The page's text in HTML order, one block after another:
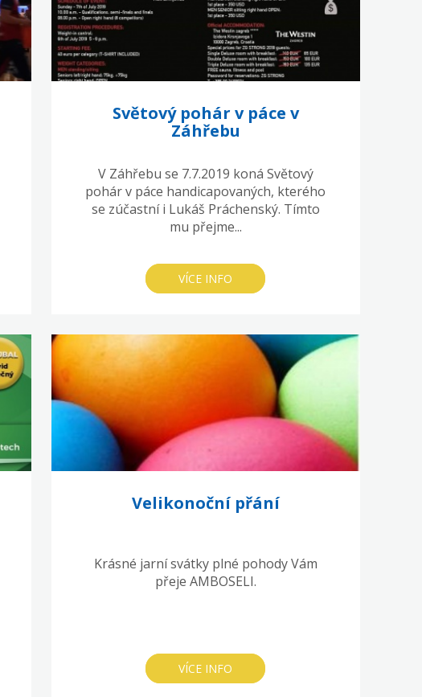
Světový pohár v páce v
Záhřebu
V Záhřebu se 7.7.2019 koná Světový
pohár v páce handicapovaných, kterého
se zúčastní i Lukáš Práchenský. Tímto
mu přejme...
VÍCE INFO
Velikonoční přání
Krásné jarní svátky plné pohody Vám
přeje AMBOSELI.
VÍCE INFO